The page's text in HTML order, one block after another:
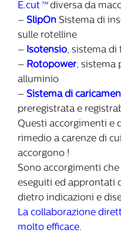
E.cut ™diversa da
– SlipOn Sistema di
sulle rotelline
– Isotensio, sistema di
– Rotopower, sistema
alluminio
– Sistema di
preregistrata e
Questi accorgimenti e
rimedio a carenze di
accorgono !
Sono accorgimenti
eseguiti ed approntati
dietro indicazioni e
La collaborazione
molto efficace.